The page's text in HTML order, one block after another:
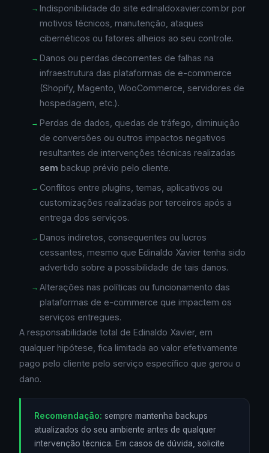
Indisponibilidade do site edinaldoxavier.com.br por
motivos técnicos, manutenção, ataques
cibernéticos ou fatores alheios ao seu controle.
Danos ou perdas decorrentes de falhas na
infraestrutura das plataformas de e-commerce
(Shopify, Magento, WooCommerce, servidores de
hospedagem, etc.).
Perdas de dados, quedas de tráfego, diminuição
de conversões ou outros impactos negativos
resultantes de intervenções técnicas realizadas
sem backup prévio pelo cliente.
Conflitos entre plugins, temas, aplicativos ou
customizações realizadas por terceiros após a
entrega dos serviços.
Danos indiretos, consequentes ou lucros
cessantes, mesmo que Edinaldo Xavier tenha sido
advertido sobre a possibilidade de tais danos.
Alterações nas políticas ou funcionamento das
plataformas de e-commerce que impactem os
serviços entregues.
A responsabilidade total de Edinaldo Xavier, em
qualquer hipótese, fica limitada ao valor efetivamente
pago pelo cliente pelo serviço específico que gerou o
dano.
Recomendação: sempre mantenha backups
atualizados do seu ambiente antes de qualquer
intervenção técnica. Em casos de dúvida, solicite